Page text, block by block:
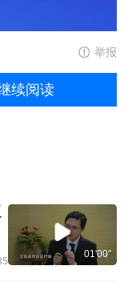
举报
续阅读
01'00''